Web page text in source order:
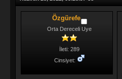
Özgürefe
Orta Dereceli Uye
İleti: 289
Cinsiyet: